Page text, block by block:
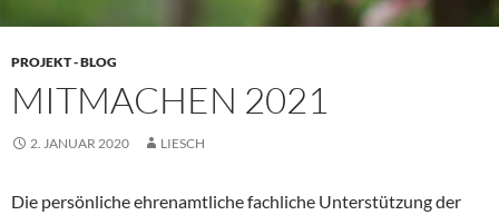
PROJEKT - BLOG
MITMACHEN 2021
2. JANUAR 2020 LIESCH
Die persönliche ehrenamtliche fachliche Unterstützung der